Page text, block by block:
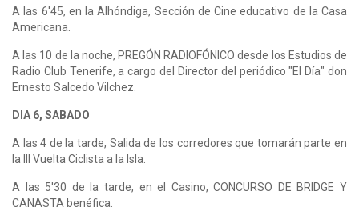
A las 6'45, en la Alhóndiga, Sección de Cine educativo de la Casa
Americana.
A las 10 de la noche, PREGÓN RADIOFÓNICO desde los Estudios de
Radio Club Tenerife, a cargo del Director del periódico "El Día" don
Ernesto Salcedo Vilchez.
DIA 6, SABADO
A las 4 de la tarde, Salida de los corredores que tomarán parte en
la III Vuelta Ciclista a la Isla.
A las 5'30 de la tarde, en el Casino, CONCURSO DE BRIDGE Y
CANASTA benéfica.